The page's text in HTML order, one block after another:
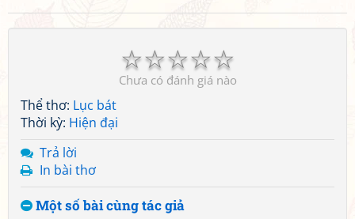
☆
☆
☆
☆
☆
Chưa có đánh giá nào
Thể thơ: Lục bát
Thời kỳ: Hiện đại
Trả lời
In bài thơ
Một số bài cùng tác giả